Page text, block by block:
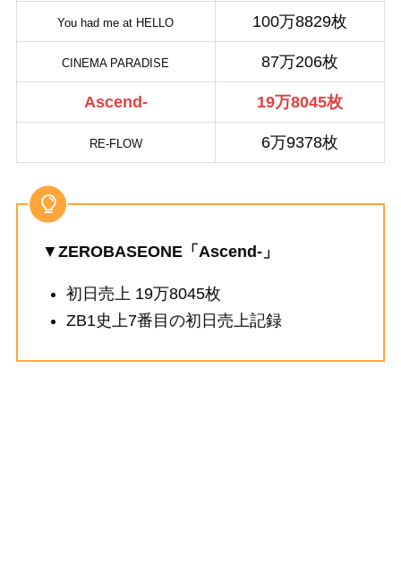
You had me at HELLO 100万8829枚
CINEMA PARADISE 87万206枚
Ascend- 19万8045枚
RE-FLOW 6万9378枚
▼ ZEROBASEONE「Ascend-」
初日売上 19万8045枚
ZB1史上7番目の初日売上記録